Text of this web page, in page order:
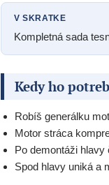
V SKRATKE
Kompletná sada
Kedy ho
Robíš generálku
Motor stráca
Po demontáži hlavy
Spod hlavy uniká a